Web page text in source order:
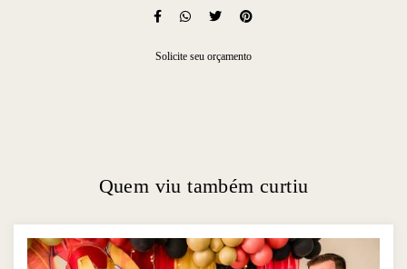
Solicite seu orçamento
Quem viu também curtiu